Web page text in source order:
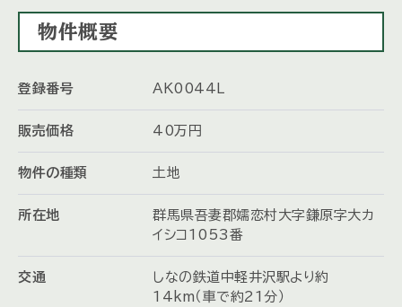
物件概要
登録番号 AK0044L
販売価格 40 万 円
物件の種類 土地
所在地
群馬県吾妻郡嬬恋村大字鎌原字大カ
イシコ1053番
交通
しなの鉄道中軽井沢駅より約
14km（車で約21分）